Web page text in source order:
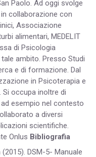
Paolo. Ad oggi svolge
collaborazione con
Associazione
alimentari, MEDELIT
di Psicologia
ambito. Presso Studi
e di formazione. Dal
in Psicoterapia e
occupa inoltre di
esempio nel contesto
a diversi
scientifiche.
Onlus Bibliografia
DSM-5- Manuale